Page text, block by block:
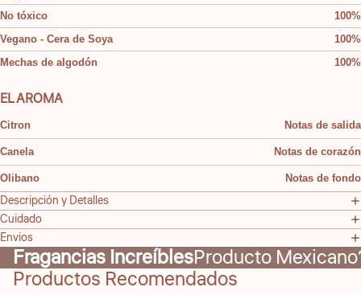
No tóxico
100%
Vegano - Cera de Soya
100%
Mechas de algodón
100%
EL AROMA
Citron Notas de salida
Canela Notas de corazón
Olibano Notas de fondo
Descripción y Detalles
Cuidado
Envios
Fragancias IncreíblesProducto Mexicano
Productos Recomendados